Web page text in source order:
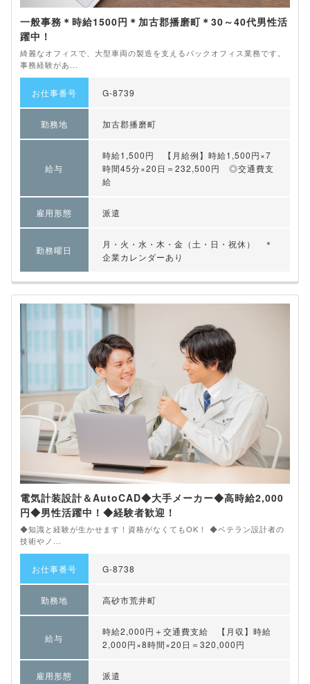
一般事務＊時給1500円＊加古郡播磨町＊30～40代男性活
躍中！
綺麗なオフィスで、大型車両の製造を支えるバックオフィス業務です。
事務経験があ...
お仕事番号 G-8739
勤務地 加古郡播磨町
給与
時給1,500円 【月給例】時給1,500円×7
時間45分×20日＝232,500円 ◎交通費支
給
雇用形態 派遣
勤務曜日
月・火・水・木・金（土・日・祝休） ＊
企業カレンダーあり
電気計装設計＆AutoCAD◆大手メーカー◆高時給2,000
円◆男性活躍中！◆経験者歓迎！
◆知識と経験が生かせます！資格がなくてもOK！ ◆ベテラン設計者の
技術やノ...
お仕事番号 G-8738
勤務地 高砂市荒井町
給与
時給2,000円＋交通費支給 【月収】時給
2,000円×8時間×20日＝320,000円
雇用形態 派遣